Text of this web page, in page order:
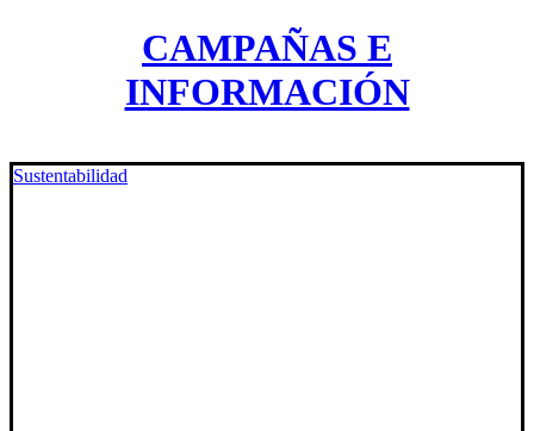
CAMPAÑAS E
INFORMACIÓN
Sustentabilidad